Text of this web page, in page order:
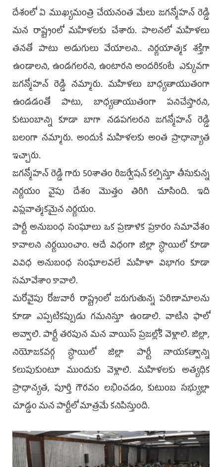
దేశంలో ఏ ముఖ్యమంత్రి చేయనంత మేలు జగన్మోహన్ రెడ్డి
మన రాష్ట్రంలో మహిళలకు చేశారు. పాలనలో మహిళలు
తనతో పాటు అడుగులు వేయాలని.. నిర్ణయాత్మక శక్తిగా
ఉండాలని, ఉండగలరని, ఉంటారని అందరికంటే ఎక్కువగా
జగన్మోహన్ రెడ్డి నమ్మారు. మహిళలు బాధ్యతాయుతంగా
ఉండడంతో పాటు, బాధ్యతాయుతంగా పనిచేస్తారని,
కుటుంబాన్ని కూడా బాగా నడపగలరని జగన్మోహన్ రెడ్డి
బలంగా నమ్మారు. అందుకే మహిళలకు అంత ప్రాధాన్యాత
ఇచ్చారు.
జగన్మోహన్ రెడ్డి గారు 50శాతం రిజర్వేషన్ కల్పిస్తూ తీసుకున్న
నిర్ణయం వైపు దేశం మొత్తం తిరిగి చూసింది. ఇది
విప్లవాత్మకమైన నిర్ణయం.
పార్టీ అనుబంధ సంఘాలు ఒక ప్రణాళిక ప్రకారం సమావేశం
కావాలని నిర్ణయించాం. ఆదే విధంగా జిల్లా స్ధాయిలో కూడా
వివిధ అనుబంధ సంఘాలవలే మహిళా విభాగం కూడా
సమావేశాం కావాలి.
మరోవైపు రోజువారీ రాష్ట్రంలో జరుగుతున్న పరిణామాలను
కూడా ఎప్పటికప్పుడు గమనిస్తూ ఉండాలి. వాటిని ఫాలో
అవ్వాలి. పార్టీ తరపున మన వాయిస్ ప్రజల్లోకి వెళ్లాలి. జిల్లా,
నియోజకవర్గ స్ధాయిలో జిల్లా పార్టీ నాయకత్వాన్ని
కలుపుకుంటూ ముందుకు వెళ్లాలి. మహిళలకు అత్యధిక
ప్రాధాన్యత, పూర్తి గౌరవం లభించడం, కుటుంబ సభ్యుల్లా
చూడ్డం మన పార్టీలో మాత్రమే కనిపిస్తుంది.